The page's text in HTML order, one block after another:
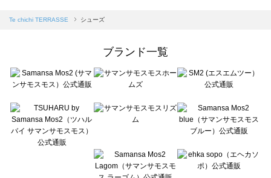
Samansa Mos2 blue（サマンサモスモス ブルー）のシューズ一覧
sō4ū（ソウフォーユー）のシューズ一覧
Te chichi（テチチ）のシューズ一覧
Te chichi CLASSIC（テチチ クラシック）のシューズ一覧
Lugnoncure（ルノンキュール）のシューズ一覧
BETTY'S BLUE（べティーズブルー）のシューズ一覧
Wpc.（ワールドパーティー）のシューズ一覧
Te chichi TERRASSE シューズ
ブランド一覧